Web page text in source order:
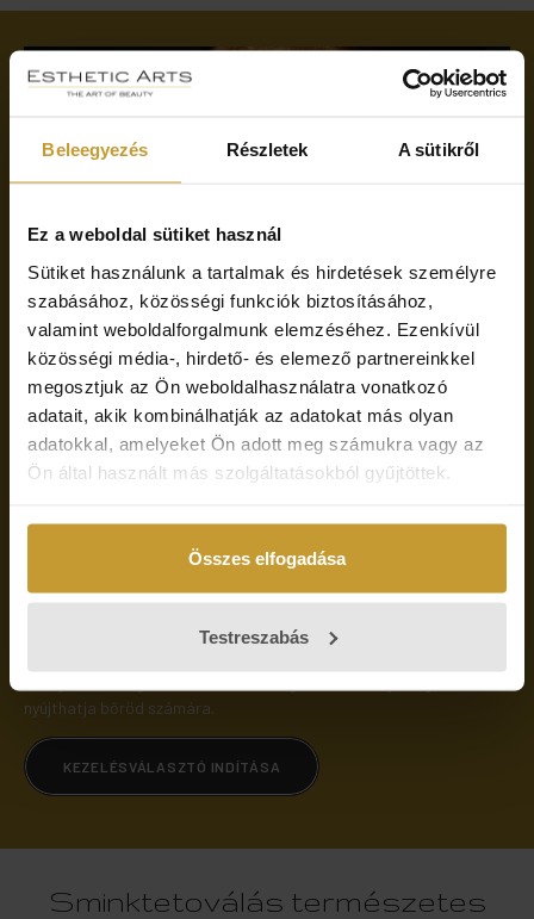
Beleegyezés Részletek A sütikről
Ez a weboldal sütiket használ
Sütiket használunk a tartalmak és hirdetések személyre
szabásához, közösségi funkciók biztosításához,
valamint weboldalforgalmunk elemzéséhez. Ezenkívül
közösségi média-, hirdető- és elemező partnereinkkel
megosztjuk az Ön weboldalhasználatra vonatkozó
adatait, akik kombinálhatják az adatokat más olyan
adatokkal, amelyeket Ön adott meg számukra vagy az
Ön által használt más szolgáltatásokból gyűjtöttek.
Összes elfogadása
Testreszabás
Találd meg a bőrödhöz illő kezelést
A megfelelő arckezelés kiválasztása a bőr állapotának pontos
ismeretével kezdődik. Egyedi kezelésválasztó rendszerünk segít
megközelítés, hiszen minden bőr más kihívásokkal és eltérő
igényekkel rendelkezik. Az általad tapasztalt tünetek alapján
nyújthatja bőröd számára.
KEZELÉSVÁLASZTÓ INDÍTÁSA
Sminktetoválás természetes